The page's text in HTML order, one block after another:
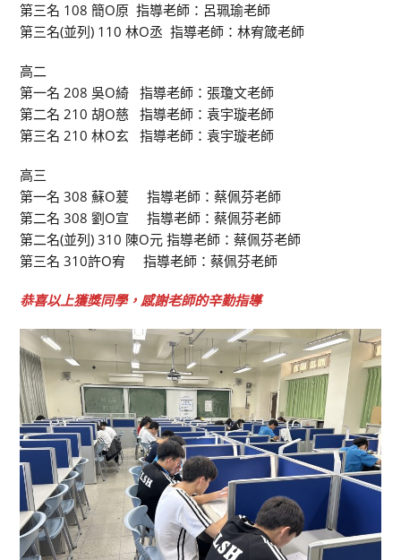
第三名 108 簡O原 指導老師：呂珮瑜老師
第三名(並列) 110 林O丞 指導老師：林宥箴老師
高二
第一名 208 吳O綺 指導老師：張瓊文老師
第二名 210 胡O慈 指導老師：袁宇璇老師
第三名 210 林O玄 指導老師：袁宇璇老師
高三
第一名 308 蘇O萲 指導老師：蔡佩芬老師
第二名 308 劉O宣 指導老師：蔡佩芬老師
第二名(並列) 310 陳O元 指導老師：蔡佩芬老師
第三名 310許O宥 指導老師：蔡佩芬老師
恭喜以上獲獎同學，感謝老師的辛勤指導